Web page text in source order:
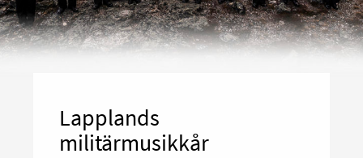
Lapplands
militärmusikkår